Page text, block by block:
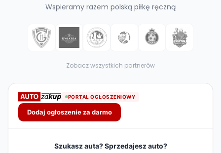
Wspieramy razem polską piłkę ręczną
Zobacz wszystkich partnerów